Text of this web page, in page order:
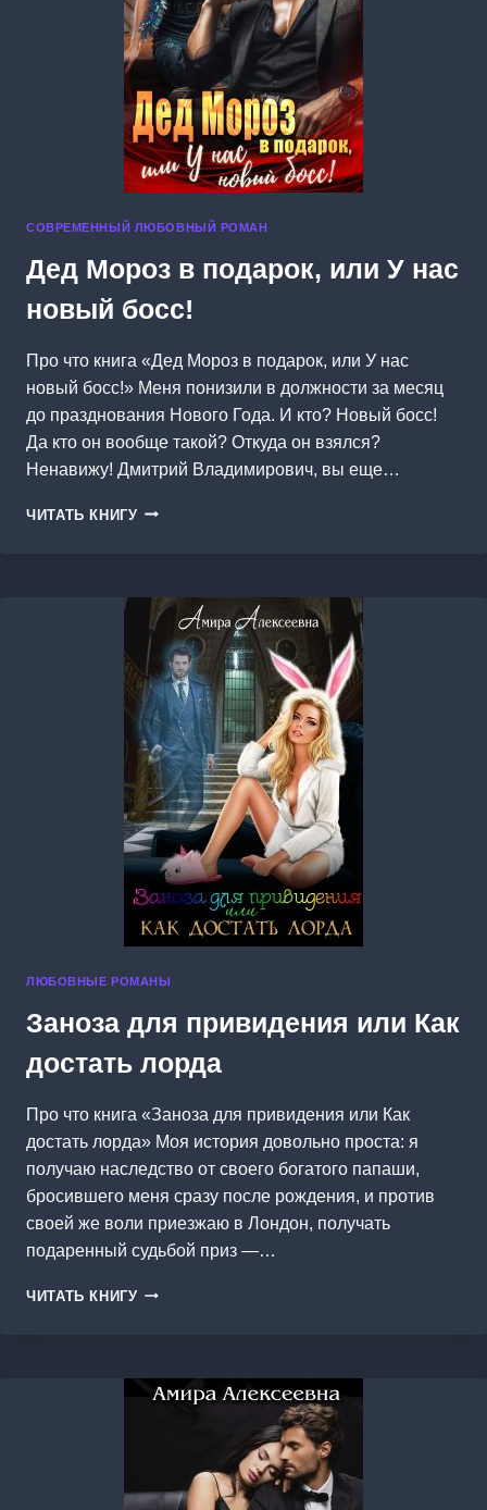
СОВРЕМЕННЫЙ ЛЮБОВНЫЙ РОМАН
Дед Мороз в подарок, или У нас
новый босс!
Про что книга «Дед Мороз в подарок, или У нас
новый босс!» Меня понизили в должности за месяц
до празднования Нового Года. И кто? Новый босс!
Да кто он вообще такой? Откуда он взялся?
Ненавижу! Дмитрий Владимирович, вы еще…
ЧИТАТЬ КНИГУ ДЕД
ИЛИ
НАС
НОВЫЙ
БОСС!
ЛЮБОВНЫЕ РОМАНЫ
Заноза для привидения или Как
достать лорда
Про что книга «Заноза для привидения или Как
достать лорда» Моя история довольно проста: я
получаю наследство от своего богатого папаши,
бросившего меня сразу после рождения, и против
своей же воли приезжаю в Лондон, получать
подаренный судьбой приз —…
ЧИТАТЬ КНИГУ ЗАНОЗА
КАК
ДОСТАТЬ